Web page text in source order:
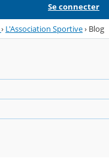
Se connecter
› L'Association Sportive› Blog